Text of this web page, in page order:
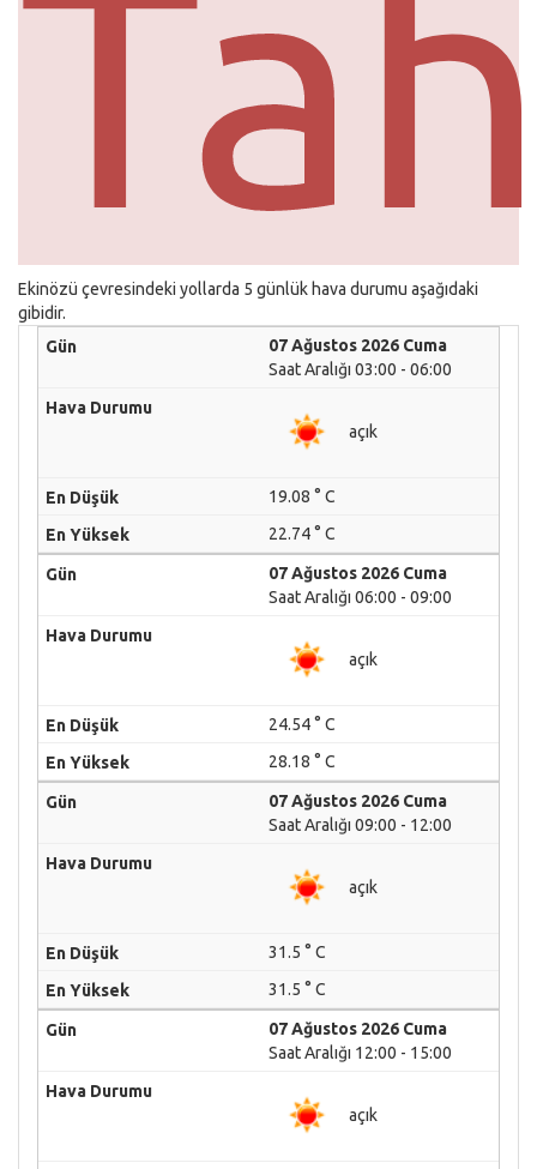
Ekinözü çevresindeki yollarda 5 günlük hava durumu aşağıdaki
gibidir.
07 Ağustos 2026 Cuma
Saat Aralığı 03:00 - 06:00
açık
19.08 ° C
22.74 ° C
07 Ağustos 2026 Cuma
Saat Aralığı 06:00 - 09:00
açık
24.54 ° C
28.18 ° C
07 Ağustos 2026 Cuma
Saat Aralığı 09:00 - 12:00
açık
31.5 ° C
31.5 ° C
07 Ağustos 2026 Cuma
Saat Aralığı 12:00 - 15:00
açık